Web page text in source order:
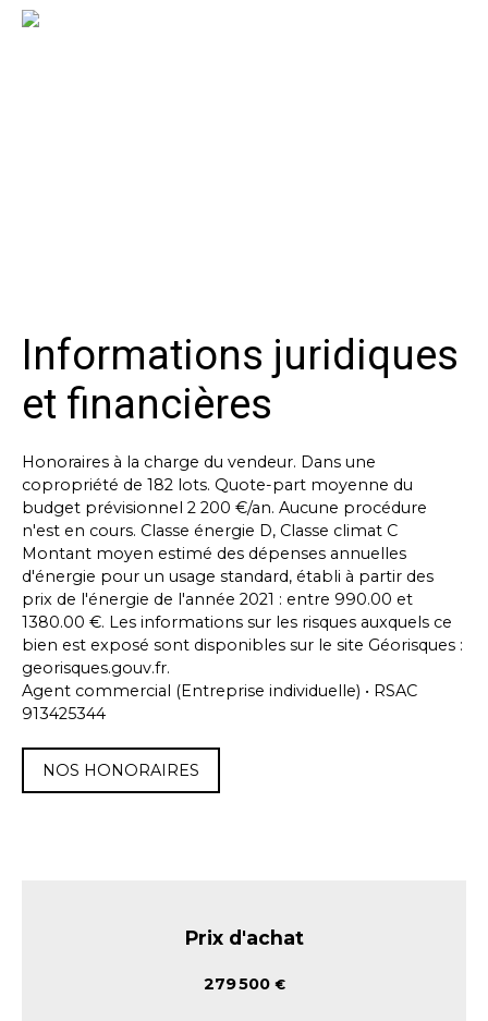
Informations juridiques
et financières
Honoraires à la charge du vendeur. Dans une
copropriété de 182 lots. Quote-part moyenne du
budget prévisionnel 2 200 €/an. Aucune procédure
n'est en cours. Classe énergie D, Classe climat C
Montant moyen estimé des dépenses annuelles
d'énergie pour un usage standard, établi à partir des
prix de l'énergie de l'année 2021 : entre 990.00 et
1380.00 €. Les informations sur les risques auxquels ce
bien est exposé sont disponibles sur le site Géorisques :
georisques.gouv.fr.
Agent commercial (Entreprise individuelle) • RSAC
913425344
NOS HONORAIRES
Prix d'achat
279 500 €